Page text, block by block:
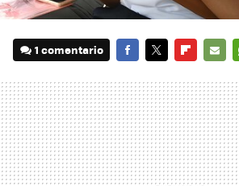
1 comentario
MAIL